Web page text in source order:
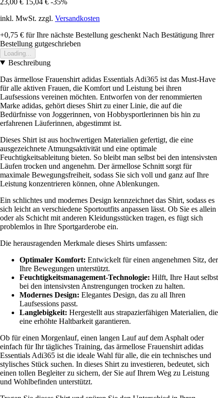
inkl. MwSt. zzgl. Versandkosten
+0,75 € für Ihre nächste Bestellung geschenkt Nach Bestätigung Ihrer
Bestellung gutgeschrieben
Loading...
Beschreibung
Das ärmellose Frauenshirt adidas Essentials Adi365 ist das Must-Have
für alle aktiven Frauen, die Komfort und Leistung bei ihren
Laufsessions vereinen möchten. Entworfen von der renommierten
Marke adidas, gehört dieses Shirt zu einer Linie, die auf die
Bedürfnisse von Joggerinnen, von Hobbysportlerinnen bis hin zu
erfahrenen Läuferinnen, abgestimmt ist.
Dieses Shirt ist aus hochwertigen Materialien gefertigt, die eine
ausgezeichnete Atmungsaktivität und eine optimale
Feuchtigkeitsableitung bieten. So bleibt man selbst bei den intensivsten
Läufen trocken und angenehm. Der ärmellose Schnitt sorgt für
maximale Bewegungsfreiheit, sodass Sie sich voll und ganz auf Ihre
Leistung konzentrieren können, ohne Ablenkungen.
Ein schlichtes und modernes Design kennzeichnet das Shirt, sodass es
sich leicht an verschiedene Sportoutfits anpassen lässt. Ob Sie es allein
oder als Schicht mit anderen Kleidungsstücken tragen, es fügt sich
problemlos in Ihre Sportgarderobe ein.
Die herausragenden Merkmale dieses Shirts umfassen:
Optimaler Komfort: Entwickelt für einen angenehmen Sitz, der
Ihre Bewegungen unterstützt.
Feuchtigkeitsmanagement-Technologie: Hilft, Ihre Haut selbst
bei den intensivsten Anstrengungen trocken zu halten.
Modernes Design: Elegantes Design, das zu all Ihren
Laufsessions passt.
Langlebigkeit: Hergestellt aus strapazierfähigen Materialien, die
eine erhöhte Haltbarkeit garantieren.
Ob für einen Morgenlauf, einen langen Lauf auf dem Asphalt oder
einfach für Ihr tägliches Training, das ärmellose Frauenshirt adidas
Essentials Adi365 ist die ideale Wahl für alle, die ein technisches und
stylisches Stück suchen. In dieses Shirt zu investieren, bedeutet, sich
einen tollen Begleiter zu sichern, der Sie auf Ihrem Weg zu Leistung
und Wohlbefinden unterstützt.